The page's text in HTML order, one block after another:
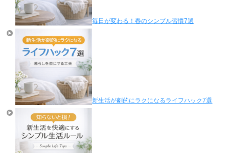
毎日が変わる！春のシンプル習慣7選
新生活が劇的にラクになるライフハック7選